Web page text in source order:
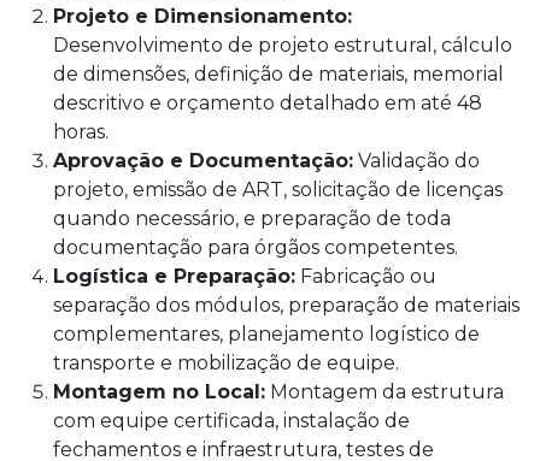
Projeto e Dimensionamento:
Desenvolvimento de projeto estrutural, cálculo
de dimensões, definição de materiais, memorial
descritivo e orçamento detalhado em até 48
horas.
Aprovação e Documentação: Validação do
projeto, emissão de ART, solicitação de licenças
quando necessário, e preparação de toda
documentação para órgãos competentes.
Logística e Preparação: Fabricação ou
separação dos módulos, preparação de materiais
complementares, planejamento logístico de
transporte e mobilização de equipe.
Montagem no Local: Montagem da estrutura
com equipe certificada, instalação de
fechamentos e infraestrutura, testes de